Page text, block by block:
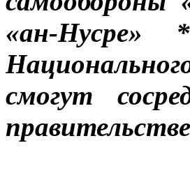
«ан-Нусре»
смогут